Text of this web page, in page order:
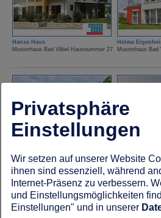
Hanse Haus
Musterhaus Bad Vilbel Hausnummer 27
Helma
Musterhaus Bad
HUF Haus
Musterhaus Bad Vilbel Hausnummer 18
Kampa Haus
Musterhaus Bad
Privatsphäre
Einstellungen
Wir setzen auf unserer Website
ihnen sind essenziell, während
Internet-Präsenz zu verbessern.
und Einstellungsmöglichkeiten
Einstellungen" und in unserer